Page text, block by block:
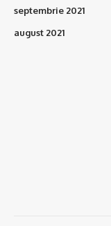
septembrie 2021
august 2021